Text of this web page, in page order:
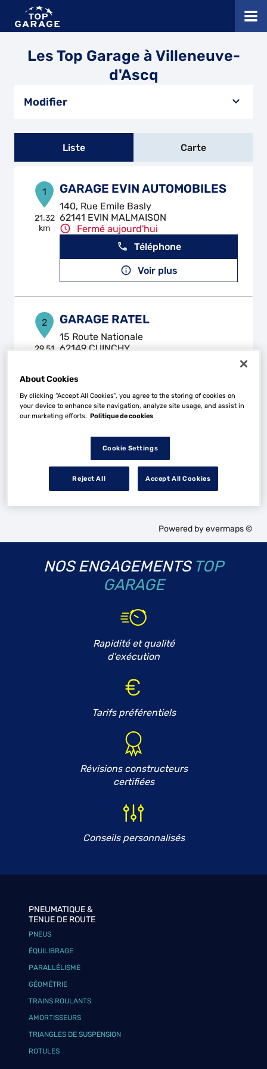
Les Top Garage à Villeneuve-
d'Ascq
Modifier
Liste Carte
1
21.32
km
GARAGE EVIN AUTOMOBILES
140, Rue Emile Basly
62141 EVIN MALMAISON
Fermé aujourd'hui
Téléphone
Voir plus
2
29.51
GARAGE RATEL
15 Route Nationale
62149 CUINCHY
Voir plus
Les Top Garage dans les villes à proximité
Trouver un Top Garage
Powered byevermaps ©
NOS ENGAGEMENTS TOP
GARAGE
Rapidité et qualité
d'exécution
Tarifs préférentiels
Révisions constructeurs
certifiées
Conseils personnalisés
PNEUMATIQUE &
TENUE DE ROUTE
PNEUS
ÉQUILIBRAGE
PARALLÉLISME
GÉOMÉTRIE
TRAINS ROULANTS
AMORTISSEURS
TRIANGLES DE SUSPENSION
ROTULES
About Cookies
By clicking “Accept All Cookies”, you agree to the storing of cookies on
your device to enhance site navigation, analyze site usage, and assist in
our marketing efforts. Politique de cookies
Cookie Settings
Reject All Accept All Cookies